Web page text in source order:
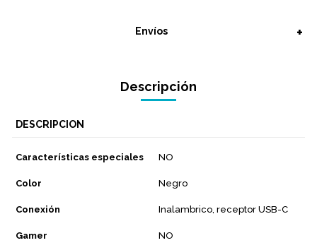
Envíos
Descripción
DESCRIPCION
Características especiales NO
Color Negro
Conexión Inalambrico, receptor USB-C
Gamer NO